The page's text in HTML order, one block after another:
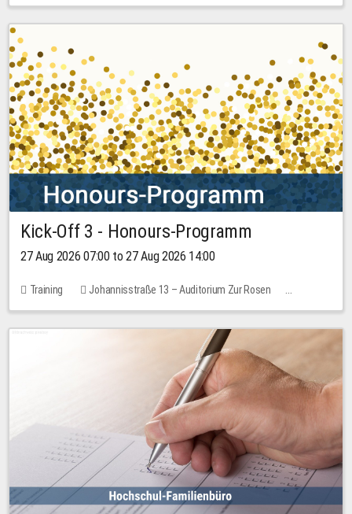
Kick-Off 3 - Honours-Programm
27 Aug 2026 07:00 to 27 Aug 2026 14:00
Training
Johannisstraße 13 – Auditorium Zur Rosen
11 places